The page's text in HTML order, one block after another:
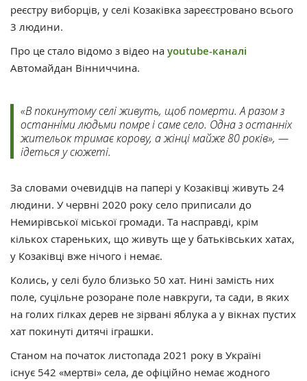
реєстру виборців, у селі Козаківка зареєстровано всього
3 людини.
Про це стало відомо з відео на youtube-каналі
Автомайдан Вінниччина.
«В покинутому селі живуть, щоб померти. А разом з
останніми людьми помре і саме село. Одна з останніх
жительок тримає корову, а жінці майже 80 років», —
ідеться у сюжеті.
За словами очевидців на папері у Козаківці живуть 24
людини. У червні 2020 року село приписали до
Немирівської міської громади. Та насправді, крім
кількох стареньких, що живуть ще у батьківських хатах,
у Козаківці вже нічого і немає.
Колись, у селі було близько 50 хат. Нині замість них
поле, суцільне розоране поле навкруги, та сади, в яких
на голих гілках дерев не зірвані яблука а у вікнах пустих
хат покинуті дитячі іграшки.
Станом на початок листопада 2021 року в Україні
існує 542 «мертві» села, де офіційно немає жодного